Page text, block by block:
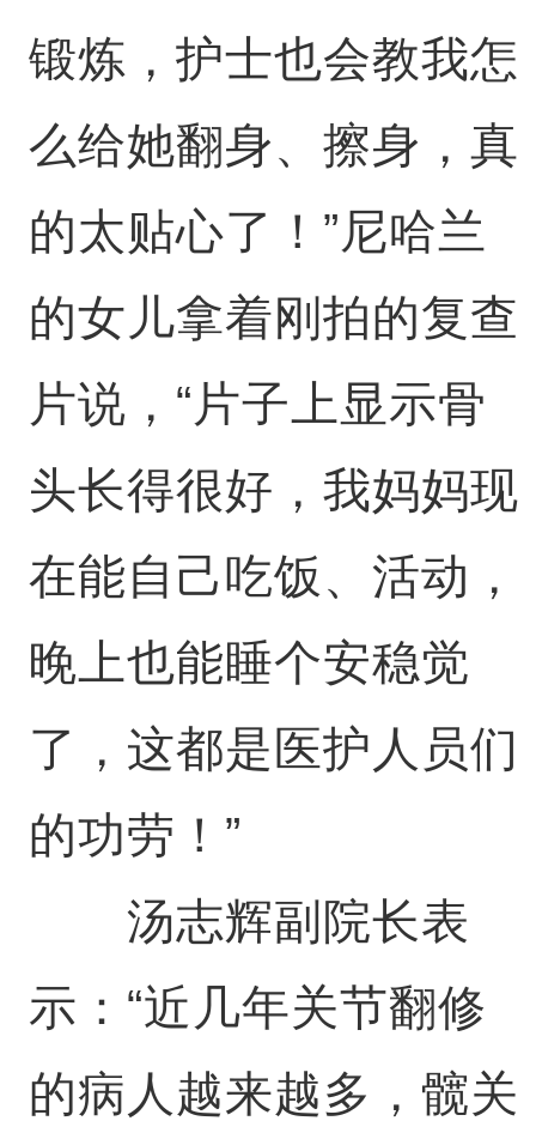
锻炼，护士也会教我怎
么给她翻身、擦身，真
的太贴心了！”尼哈兰
的女儿拿着刚拍的复查
片说，“片子上显示骨
头长得很好，我妈妈现
在能自己吃饭、活动，
晚上也能睡个安稳觉
了，这都是医护人员们
的功劳！”
汤志辉副院长表
示：“近几年关节翻修
的病人越来越多，髋关